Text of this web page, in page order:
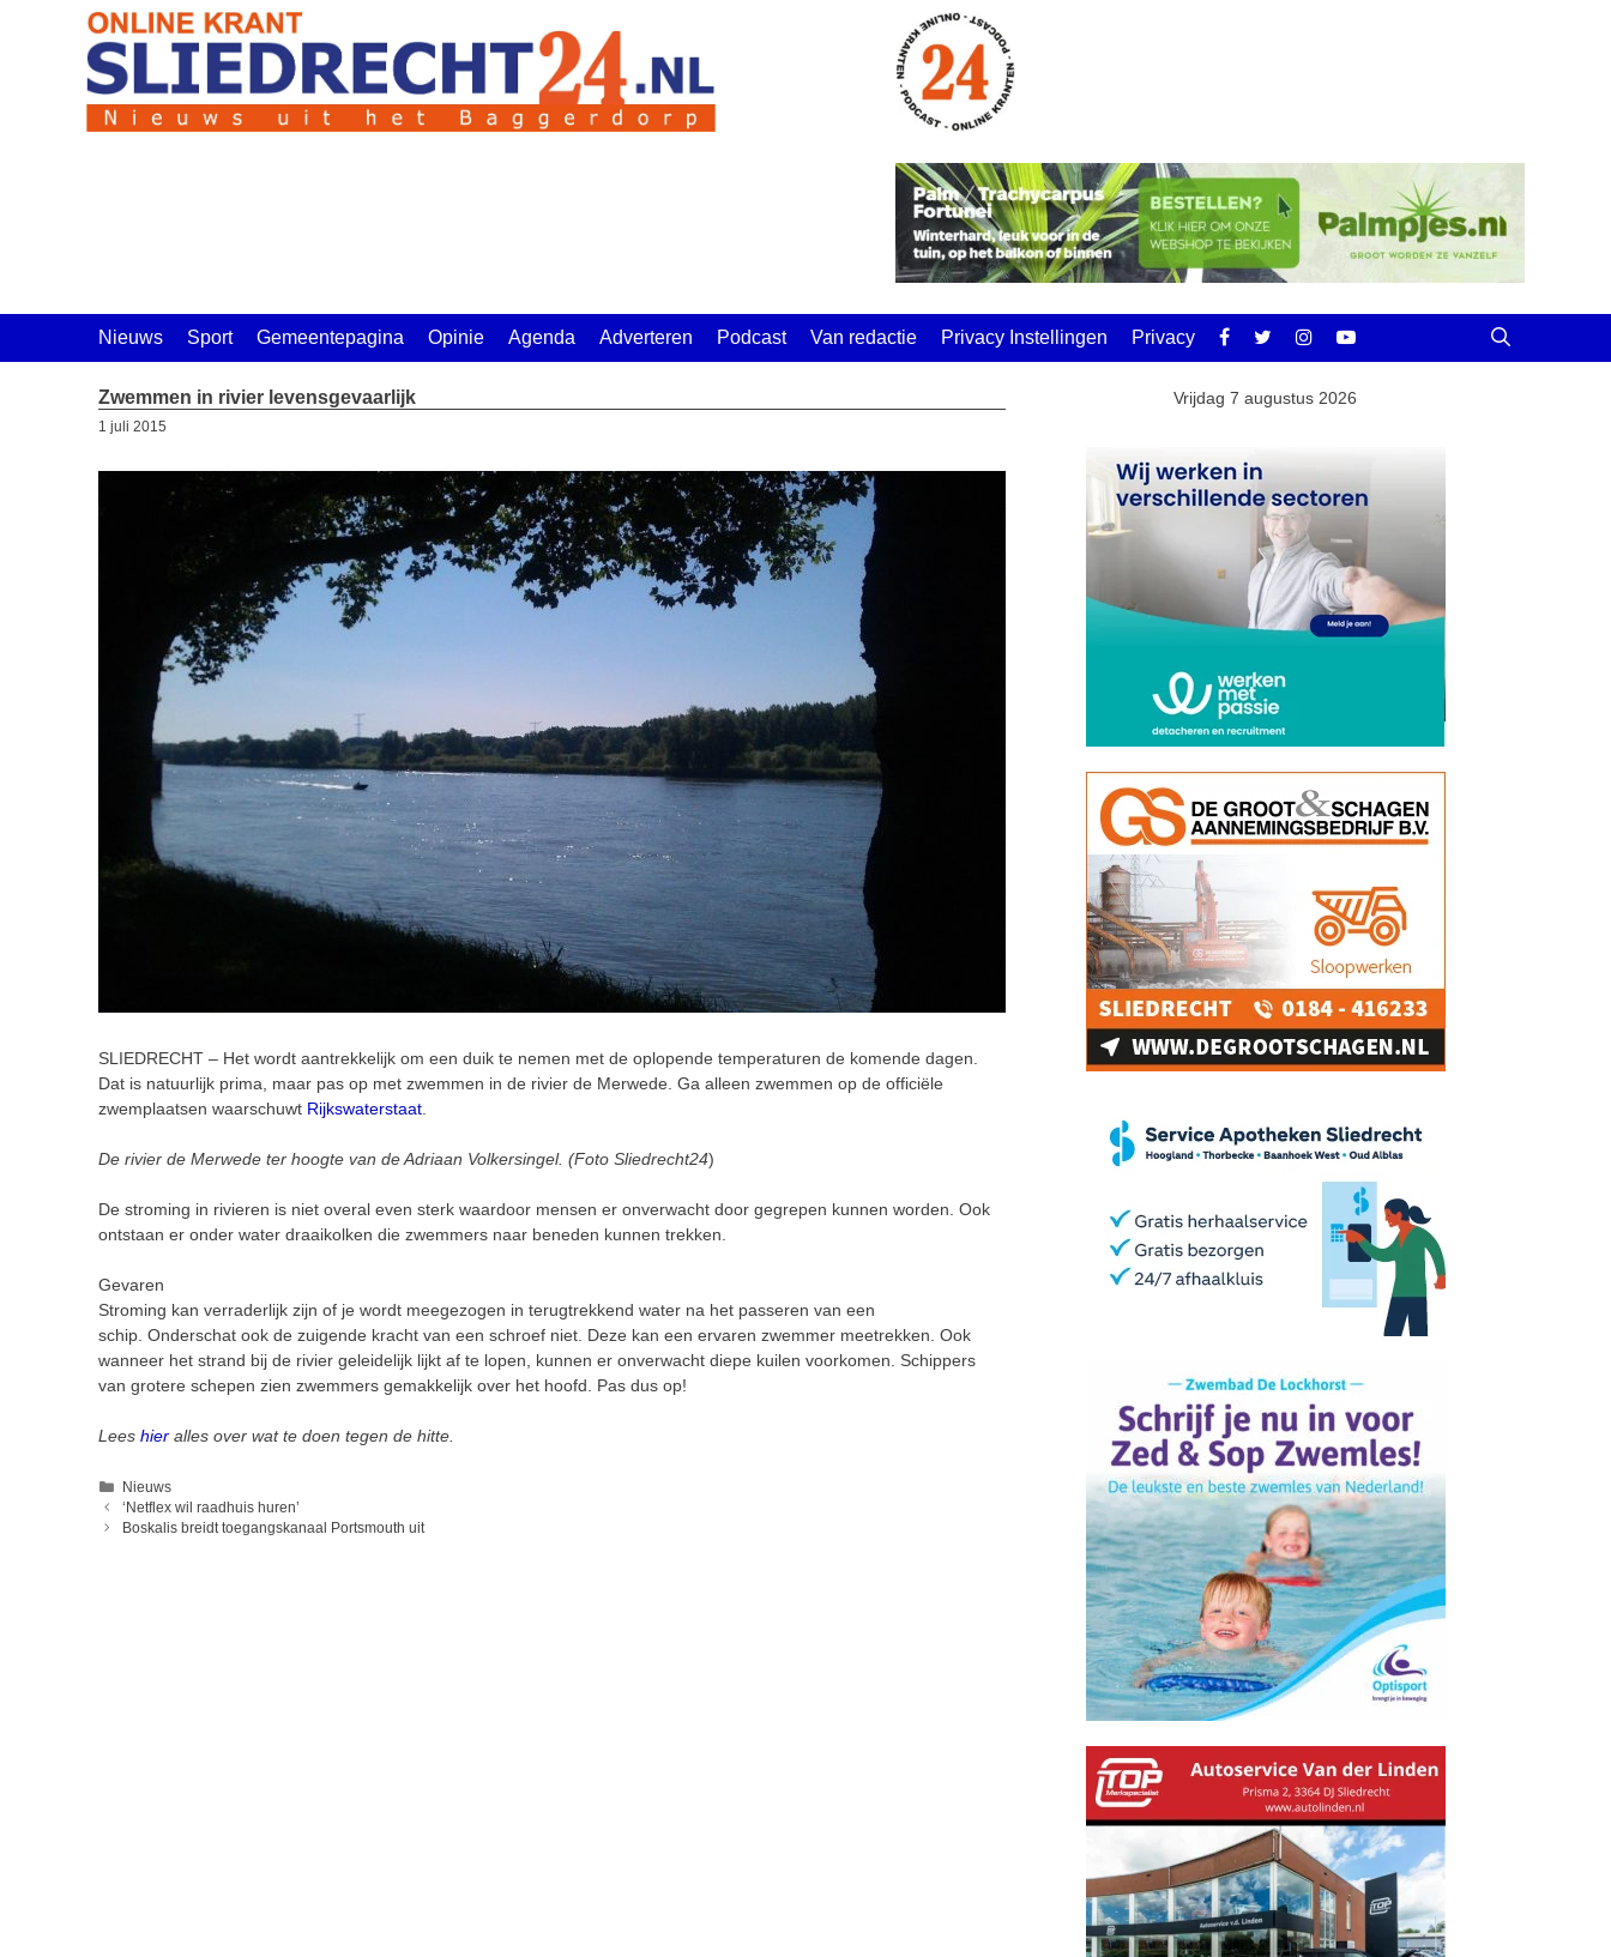
Nieuws Sport Gemeentepagina Opinie Agenda Adverteren Podcast Van redactie Privacy Instellingen Privacy
Zwemmen in rivier levensgevaarlijk
1 juli 2015
SLIEDRECHT – Het wordt aantrekkelijk om een duik te nemen met de oplopende temperaturen de komende dagen.
Dat is natuurlijk prima, maar pas op met zwemmen in de rivier de Merwede. Ga alleen zwemmen op de officiële
zwemplaatsen waarschuwt Rijkswaterstaat
De rivier de Merwede ter hoogte van de Adriaan Volkersingel. (Foto Sliedrecht24)
De stroming in rivieren is niet overal even sterk waardoor mensen er onverwacht door gegrepen kunnen worden. Ook
ontstaan er onder water draaikolken die zwemmers naar beneden kunnen trekken.
Gevaren
Stroming kan verraderlijk zijn of je wordt meegezogen in terugtrekkend water na het passeren van een
schip. Onderschat ook de zuigende kracht van een schroef niet. Deze kan een ervaren zwemmer meetrekken. Ook
wanneer het strand bij de rivier geleidelijk lijkt af te lopen, kunnen er onverwacht diepe kuilen voorkomen. Schippers
van grotere schepen zien zwemmers gemakkelijk over het hoofd. Pas dus op!
Lees hier alles over wat te doen tegen de hitte.
Categorieën
Nieuws
‘Netflex wil raadhuis huren’
Boskalis breidt toegangskanaal Portsmouth uit
Vrijdag 7 augustus 2026